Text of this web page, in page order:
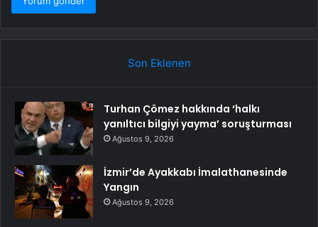
Son Eklenen
Turhan Çömez hakkında ‘halkı
yanıltıcı bilgiyi yayma’ soruşturması
Ağustos 9, 2026
İzmir’de Ayakkabı İmalathanesinde
Yangın
Ağustos 9, 2026